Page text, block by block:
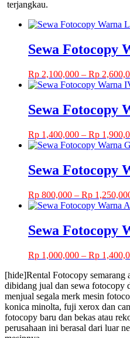
terjangkau.
Sewa Fotocopy
Rp 2,100,000 – Rp
Sewa Fotocopy
Rp 1,400,000 – Rp
Sewa Fotocopy
Rp 800,000 – Rp
Sewa Fotocopy
Rp 1,000,000 – Rp
[hide]Rental Fotocopy semarang
dibidang jual dan sewa fotocopy
menjual segala merk mesin
konica minolta, fuji xerox dan
fotocopy baru dan bekas atau
perusahaan ini berasal dari luar